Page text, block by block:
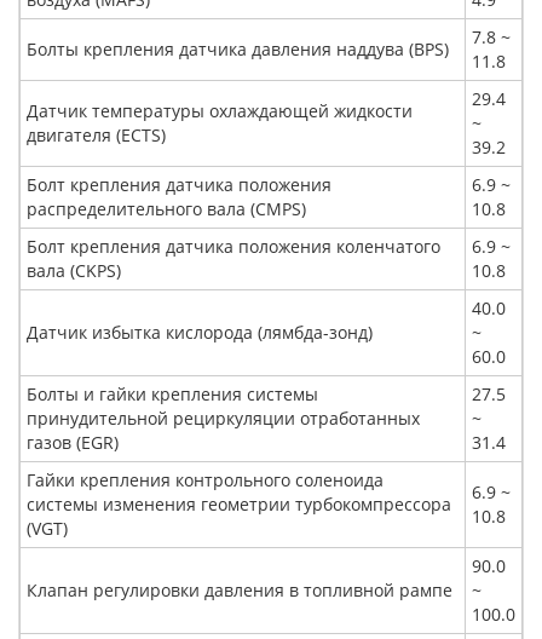
Болты крепления датчика давления наддува (BPS)
7.8 ~
11.8
Датчик температуры охлаждающей жидкости
двигателя (ECTS)
29.4
~
39.2
Болт крепления датчика положения
распределительного вала (CMPS)
6.9 ~
10.8
Болт крепления датчика положения коленчатого
вала (CKPS)
6.9 ~
10.8
Датчик избытка кислорода (лямбда-зонд)
40.0
~
60.0
Болты и гайки крепления системы
принудительной рециркуляции отработанных
газов (EGR)
27.5
~
31.4
Гайки крепления контрольного соленоида
системы изменения геометрии турбокомпрессора
(VGT)
6.9 ~
10.8
Клапан регулировки давления в топливной рампе
90.0
~
100.0